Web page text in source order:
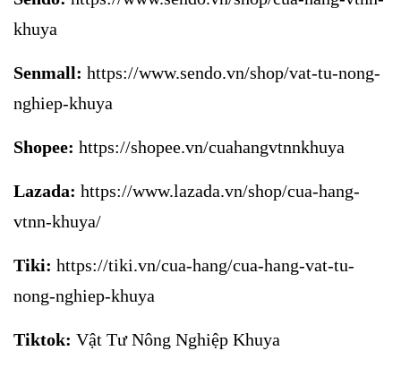
khuya
Senmall: https://www.sendo.vn/shop/vat-tu-nong-
nghiep-khuya
Shopee: https://shopee.vn/cuahangvtnnkhuya
Lazada: https://www.lazada.vn/shop/cua-hang-
vtnn-khuya/
Tiki: https://tiki.vn/cua-hang/cua-hang-vat-tu-
nong-nghiep-khuya
Tiktok: Vật Tư Nông Nghiệp Khuya